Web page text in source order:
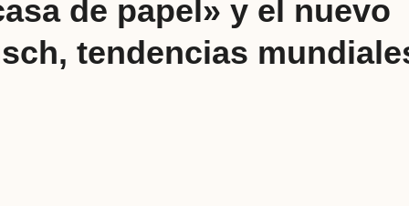
de papel» y el nuevo
tendencias